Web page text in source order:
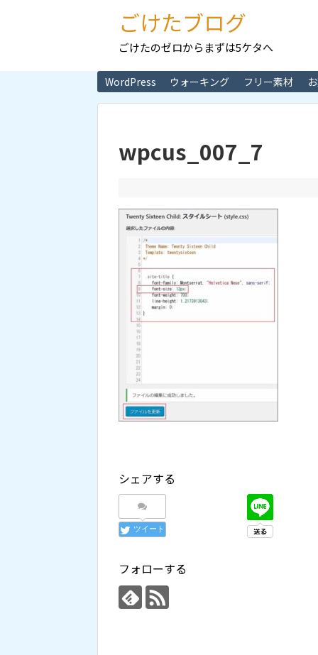
ごけたブログ
ごけたのゼロからまずは5ケタへ
WordPress ウォーキング フリー素材
wpcus_007_7
シェアする
ツイート
フォローする